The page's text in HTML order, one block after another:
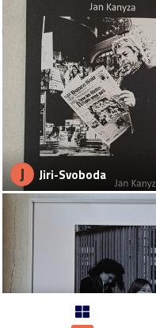
J Jiri-Svoboda